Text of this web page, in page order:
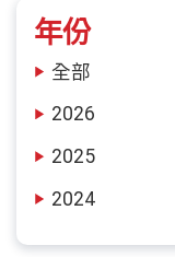
年份
全部
2026
2025
2024